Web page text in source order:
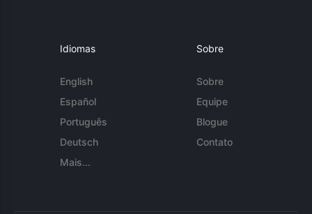
Idiomas
English
Español
Português
Deutsch
Mais...
Sobre
Sobre
Equipe
Blogue
Contato